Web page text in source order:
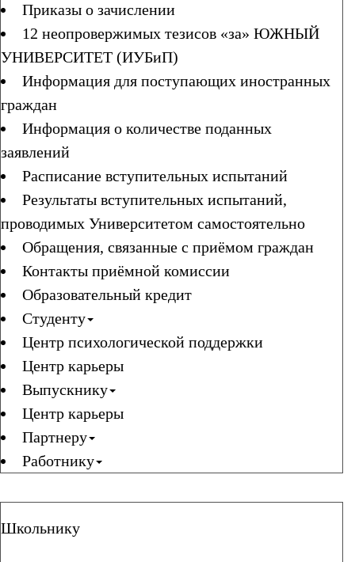
Приказы о зачислении
12 неопровержимых тезисов «за» ЮЖНЫЙ
УНИВЕРСИТЕТ (ИУБиП)
Информация для поступающих иностранных
граждан
Информация о количестве поданных
заявлений
Расписание вступительных испытаний
Результаты вступительных испытаний,
проводимых Университетом самостоятельно
Обращения, связанные с приёмом граждан
Контакты приёмной комиссии
Образовательный кредит
Студенту
Центр психологической поддержки
Центр карьеры
Выпускнику
Центр карьеры
Партнеру
Работнику
Школьнику